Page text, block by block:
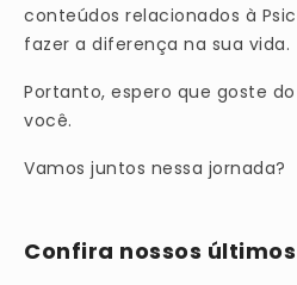
conteúdos relacionados à
fazer a diferença na sua vida.
Portanto, espero que goste
você.
Vamos juntos nessa jornada?
Confira nossos